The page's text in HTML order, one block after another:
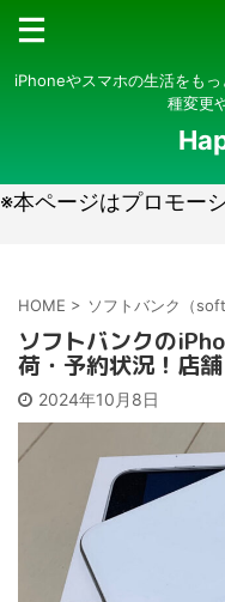
iPhoneやスマホの生活をも
種変更
※本ページはプロモー
HOME > ソフトバンク（
ソフトバンクの
荷・予約状況！店
2024年10月8日